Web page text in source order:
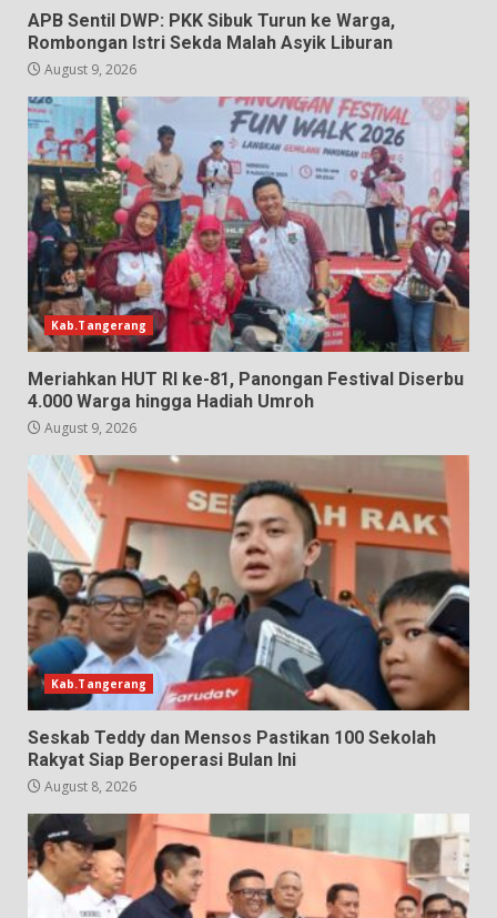
APB Sentil DWP: PKK Sibuk Turun ke Warga,
Rombongan Istri Sekda Malah Asyik Liburan
August 9, 2026
Kab.Tangerang
Meriahkan HUT RI ke-81, Panongan Festival Diserbu
4.000 Warga hingga Hadiah Umroh
August 9, 2026
Kab.Tangerang
Seskab Teddy dan Mensos Pastikan 100 Sekolah
Rakyat Siap Beroperasi Bulan Ini
August 8, 2026